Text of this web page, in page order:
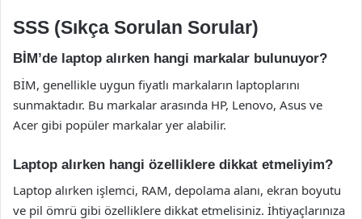
SSS (Sıkça Sorulan Sorular)
BİM’de laptop alırken hangi markalar bulunuyor?
BİM, genellikle uygun fiyatlı markaların laptoplarını
sunmaktadır. Bu markalar arasında HP, Lenovo, Asus ve
Acer gibi popüler markalar yer alabilir.
Laptop alırken hangi özelliklere dikkat etmeliyim?
Laptop alırken işlemci, RAM, depolama alanı, ekran boyutu
ve pil ömrü gibi özelliklere dikkat etmelisiniz. İhtiyaçlarınıza